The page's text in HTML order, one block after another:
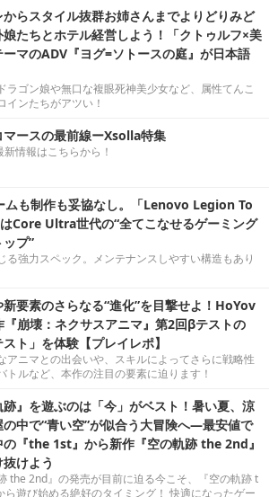
からスタイル抜群お姉さんまでよりどりみど
娘たちとホテル経営しよう！「クトゥルフ×美
ーマのADV『ヨグ=ソトースの庭』が日本語
ラゴン娘や無口な複眼死神美少女など、属性てんこ
インたちがアツい！
マースの最前線ーXsolla特集
情報はこちらから！
ムも制作も妥協なし。「Lenovo Legion To
Core Ultra世代の“全てこなせるゲーミング
プ”
る強力スペック。メンテナンスしやすい構造もあり
新要素のさらなる“進化”を目撃せよ！HoYov
崩壊：ネクサスアニマ』第2回βテストの
スト」を体験【プレイレポ】
アニマとの出会いや、スキルによってさらに戦略性
トルなど、本作の注目の要素に迫ります！
跡』を遊ぶのは「今」がベスト！暑い夏、涼
の中で“青い空”が似合う大冒険へ―最安値で
の『the 1st』から新作『空の軌跡 the 2nd』
けよう
the 2nd』の発売が目前に迫る今こそ、『空の軌跡 t
ら遊び始める絶好のタイミング！ 快適になったゲー